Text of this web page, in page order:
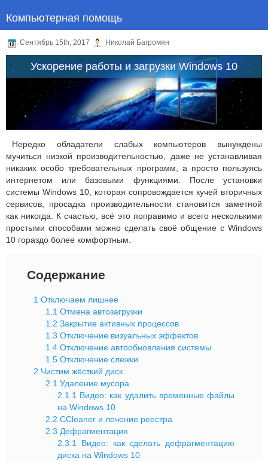
Компьютерная помощь
Сентябрь 15th, 2017 Николай Багромян
Ускорение работы и загрузки Windows 10
Нередко обладатели слабых компьютеров вынуждены
мучиться низкой производительностью, даже не устанавливая
никаких особо требовательных программ, а просто пользуясь
интернетом или базовыми функциями. После установки
системы Windows 10, которая сопровождается кучей вторичных
сервисов, просадка производительности становится заметной
как никогда. К счастью, всё это поправимо и всего несколькими
простыми способами можно сделать своё общение с Windows
10 гораздо более комфортным.
Содержание
1 Отключаем лишнее
1.1 Отмена автозагрузки
1.2 Закрытие активных процессов
1.3 Отключение визуальных эффектов
1.4 Отключение автообновления системы
1.5 Отключение слежки
2 Чистим жёсткий диск
2.1 Удаление мусора
2.1.1 Видео: как удалить временные файлы
на Windows 10
2.2 CCleaner и лечение реестра
2.3 Дефрагментация
2.3.1
Видео: как сделать дефрагментацию
диска на Windows 10